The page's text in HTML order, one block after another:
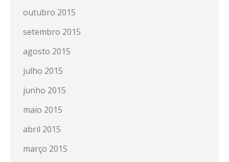
outubro 2015
setembro 2015
agosto 2015
julho 2015
junho 2015
maio 2015
abril 2015
março 2015